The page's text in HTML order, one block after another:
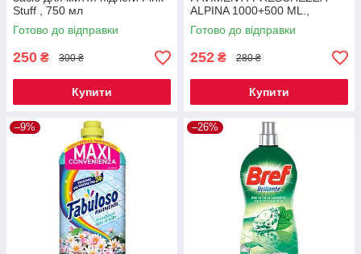
Stuff , 750 мл
Готово до відправки
250 ₴ 300 ₴
Купити
ALPINA 1000+500 ML.,
Професійний засіб для
підлоги
Готово до відправки
252 ₴ 280 ₴
Купити
–9% –26%